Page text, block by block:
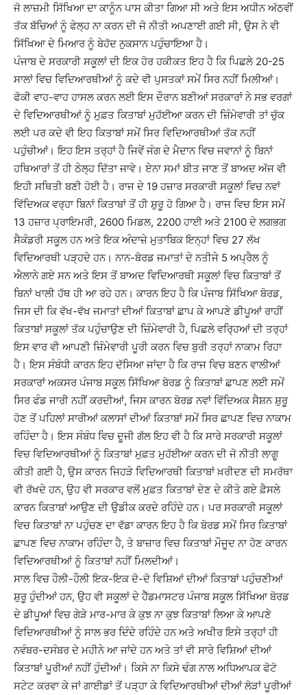
ਜੋ ਲਾਜ਼ਮੀ ਸਿੱਖਿਆ ਦਾ ਕਾਨੂੰਨ ਪਾਸ ਕੀਤਾ ਗਿਆ ਸੀ ਅਤੇ ਇਸ ਅਧੀਨ ਅੱਠਵੀਂ
ਤੱਕ ਬੱਚਿਆਂ ਨੂੰ ਫੇਲ੍ਹ ਨਾ ਕਰਨ ਦੀ ਜੋ ਨੀਤੀ ਅਪਣਾਈ ਗਈ ਸੀ, ਉਸ ਨੇ ਵੀ
ਸਿੱਖਿਆ ਦੇ ਮਿਆਰ ਨੂੰ ਬੇਹੱਦ ਨੁਕਸਾਨ ਪਹੁੰਚਾਇਆ ਹੈ।
ਪੰਜਾਬ ਦੇ ਸਰਕਾਰੀ ਸਕੂਲਾਂ ਦੀ ਇਕ ਹੋਰ ਹਕੀਕਤ ਇਹ ਹੈ ਕਿ ਪਿਛਲੇ 20-25
ਸਾਲਾਂ ਵਿਚ ਵਿਦਿਆਰਥੀਆਂ ਨੂੰ ਕਦੇ ਵੀ ਪੁਸਤਕਾਂ ਸਮੇਂ ਸਿਰ ਨਹੀਂ ਮਿਲੀਆਂ।
ਫੋਕੀ ਵਾਹ-ਵਾਹ ਹਾਸਲ ਕਰਨ ਲਈ ਇਸ ਦੌਰਾਨ ਬਣੀਆਂ ਸਰਕਾਰਾਂ ਨੇ ਸਭ ਵਰਗਾਂ
ਦੇ ਵਿਦਿਆਰਥੀਆਂ ਨੂੰ ਮੁਫ਼ਤ ਕਿਤਾਬਾਂ ਮੁਹੱਈਆ ਕਰਨ ਦੀ ਜ਼ਿੰਮੇਵਾਰੀ ਤਾਂ ਚੁੱਕ
ਲਈ ਪਰ ਕਦੇ ਵੀ ਇਹ ਕਿਤਾਬਾਂ ਸਮੇਂ ਸਿਰ ਵਿਦਿਆਰਥੀਆਂ ਤੱਕ ਨਹੀਂ
ਪਹੁੰਚੀਆਂ। ਇਹ ਇਸ ਤਰ੍ਹਾਂ ਹੈ ਜਿਵੇਂ ਜੰਗ ਦੇ ਮੈਦਾਨ ਵਿਚ ਜਵਾਨਾਂ ਨੂੰ ਬਿਨਾਂ
ਹਥਿਆਰਾਂ ਤੋਂ ਹੀ ਠੇਲ੍ਹ ਦਿੱਤਾ ਜਾਵੇ। ਏਨਾ ਸਮਾਂ ਬੀਤ ਜਾਣ ਤੋਂ ਬਾਅਦ ਅੱਜ ਵੀ
ਇਹੀ ਸਥਿਤੀ ਬਣੀ ਹੋਈ ਹੈ। ਰਾਜ ਦੇ 19 ਹਜ਼ਾਰ ਸਰਕਾਰੀ ਸਕੂਲਾਂ ਵਿਚ ਨਵਾਂ
ਵਿੱਦਿਅਕ ਵਰ੍ਹਾ ਬਿਨਾਂ ਕਿਤਾਬਾਂ ਤੋਂ ਹੀ ਸ਼ੁਰੂ ਹੋ ਗਿਆ ਹੈ। ਰਾਜ ਵਿਚ ਇਸ ਸਮੇਂ
13 ਹਜ਼ਾਰ ਪ੍ਰਾਇਮਰੀ, 2600 ਮਿਡਲ, 2200 ਹਾਈ ਅਤੇ 2100 ਦੇ ਲਗਭਗ
ਸੈਕੰਡਰੀ ਸਕੂਲ ਹਨ ਅਤੇ ਇਕ ਅੰਦਾਜ਼ੇ ਮੁਤਾਬਿਕ ਇਨ੍ਹਾਂ ਵਿਚ 27 ਲੱਖ
ਵਿਦਿਆਰਥੀ ਪੜ੍ਹਦੇ ਹਨ। ਨਾਨ-ਬੋਰਡ ਜਮਾਤਾਂ ਦੇ ਨਤੀਜੇ 5 ਅਪ੍ਰੈਲ ਨੂੰ
ਐਲਾਨੇ ਗਏ ਸਨ ਅਤੇ ਇਸ ਤੋਂ ਬਾਅਦ ਵਿਦਿਆਰਥੀ ਸਕੂਲਾਂ ਵਿਚ ਕਿਤਾਬਾਂ ਤੋਂ
ਬਿਨਾਂ ਖਾਲੀ ਹੱਥ ਹੀ ਆ ਰਹੇ ਹਨ। ਕਾਰਨ ਇਹ ਹੈ ਕਿ ਪੰਜਾਬ ਸਿੱਖਿਆ ਬੋਰਡ,
ਜਿਸ ਦੀ ਕਿ ਵੱਖ-ਵੱਖ ਜਮਾਤਾਂ ਦੀਆਂ ਕਿਤਾਬਾਂ ਛਾਪ ਕੇ ਆਪਣੇ ਡੀਪੂਆਂ ਰਾਹੀਂ
ਕਿਤਾਬਾਂ ਸਕੂਲਾਂ ਤੱਕ ਪਹੁੰਚਾਉਣ ਦੀ ਜ਼ਿੰਮੇਵਾਰੀ ਹੈ, ਪਿਛਲੇ ਵਰ੍ਹਿਆਂ ਦੀ ਤਰ੍ਹਾਂ
ਇਸ ਵਾਰ ਵੀ ਆਪਣੀ ਜ਼ਿੰਮੇਵਾਰੀ ਪੂਰੀ ਕਰਨ ਵਿਚ ਬੁਰੀ ਤਰ੍ਹਾਂ ਨਾਕਾਮ ਰਿਹਾ
ਹੈ। ਇਸ ਸੰਬੰਧੀ ਕਾਰਨ ਇਹ ਦੱਸਿਆ ਜਾਂਦਾ ਹੈ ਕਿ ਰਾਜ ਵਿਚ ਬਣਨ ਵਾਲੀਆਂ
ਸਰਕਾਰਾਂ ਅਕਸਰ ਪੰਜਾਬ ਸਕੂਲ ਸਿੱਖਿਆ ਬੋਰਡ ਨੂੰ ਕਿਤਾਬਾਂ ਛਾਪਣ ਲਈ ਸਮੇਂ
ਸਿਰ ਫੰਡ ਜਾਰੀ ਨਹੀਂ ਕਰਦੀਆਂ, ਜਿਸ ਕਾਰਨ ਬੋਰਡ ਨਵਾਂ ਵਿੱਦਿਅਕ ਸੈਸ਼ਨ ਸ਼ੁਰੂ
ਹੋਣ ਤੋਂ ਪਹਿਲਾਂ ਸਾਰੀਆਂ ਕਲਾਸਾਂ ਦੀਆਂ ਕਿਤਾਬਾਂ ਸਮੇਂ ਸਿਰ ਛਾਪਣ ਵਿਚ ਨਾਕਾਮ
ਰਹਿੰਦਾ ਹੈ। ਇਸ ਸੰਬੰਧ ਵਿਚ ਦੂਜੀ ਗੱਲ ਇਹ ਵੀ ਹੈ ਕਿ ਸਾਰੇ ਸਰਕਾਰੀ ਸਕੂਲਾਂ
ਵਿਚ ਵਿਦਿਆਰਥੀਆਂ ਨੂੰ ਕਿਤਾਬਾਂ ਮੁਫ਼ਤ ਮੁਹੱਈਆ ਕਰਨ ਦੀ ਜੋ ਨੀਤੀ ਲਾਗੂ
ਕੀਤੀ ਗਈ ਹੈ, ਉਸ ਕਾਰਨ ਜਿਹੜੇ ਵਿਦਿਆਰਥੀ ਕਿਤਾਬਾਂ ਖ਼ਰੀਦਣ ਦੀ ਸਮਰੱਥਾ
ਵੀ ਰੱਖਦੇ ਹਨ, ਉਹ ਵੀ ਸਰਕਾਰ ਵਲੋਂ ਮੁਫ਼ਤ ਕਿਤਾਬਾਂ ਦੇਣ ਦੇ ਕੀਤੇ ਗਏ ਫ਼ੈਸਲੇ
ਕਾਰਨ ਕਿਤਾਬਾਂ ਆਉਣ ਦੀ ਉਡੀਕ ਕਰਦੇ ਰਹਿੰਦੇ ਹਨ। ਪਰ ਸਰਕਾਰੀ ਸਕੂਲਾਂ
ਵਿਚ ਕਿਤਾਬਾਂ ਨਾ ਪਹੁੰਚਣ ਦਾ ਵੱਡਾ ਕਾਰਨ ਇਹ ਹੈ ਕਿ ਬੋਰਡ ਸਮੇਂ ਸਿਰ ਕਿਤਾਬਾਂ
ਛਾਪਣ ਵਿਚ ਨਾਕਾਮ ਰਹਿੰਦਾ ਹੈ, ਤੇ ਬਾਜ਼ਾਰ ਵਿਚ ਕਿਤਾਬਾਂ ਮੌਜੂਦ ਨਾ ਹੋਣ ਕਾਰਨ
ਵਿਦਿਆਰਥੀਆਂ ਨੂੰ ਕਿਤਾਬਾਂ ਨਹੀਂ ਮਿਲਦੀਆਂ।
ਸਾਲ ਵਿਚ ਹੌਲੀ-ਹੌਲੀ ਇਕ-ਇਕ ਦੋ-ਦੋ ਵਿਸ਼ਿਆਂ ਦੀਆਂ ਕਿਤਾਬਾਂ ਪਹੁੰਚਣੀਆਂ
ਸ਼ੁਰੂ ਹੁੰਦੀਆਂ ਹਨ, ਉਹ ਵੀ ਸਕੂਲਾਂ ਦੇ ਹੈੱਡਮਾਸਟਰ ਪੰਜਾਬ ਸਕੂਲ ਸਿੱਖਿਆ ਬੋਰਡ
ਦੇ ਡੀਪੂਆਂ ਵਿਚ ਗੇੜੇ ਮਾਰ-ਮਾਰ ਕੇ ਕੁਝ ਨਾ ਕੁਝ ਕਿਤਾਬਾਂ ਲਿਆ ਕੇ ਆਪਣੇ
ਵਿਦਿਆਰਥੀਆਂ ਨੂੰ ਸਾਲ ਭਰ ਦਿੰਦੇ ਰਹਿੰਦੇ ਹਨ ਅਤੇ ਅਖੀਰ ਇਸੇ ਤਰ੍ਹਾਂ ਹੀ
ਨਵੰਬਰ-ਦਸੰਬਰ ਦੇ ਮਹੀਨੇ ਆ ਜਾਂਦੇ ਹਨ ਅਤੇ ਤਾਂ ਵੀ ਸਾਰੇ ਵਿਸ਼ਿਆਂ ਦੀਆਂ
ਕਿਤਾਬਾਂ ਪੂਰੀਆਂ ਨਹੀਂ ਹੁੰਦੀਆਂ। ਕਿਸੇ ਨਾ ਕਿਸੇ ਢੰਗ ਨਾਲ ਅਧਿਆਪਕ ਫੋਟੋ
ਸਟੇਟ ਕਰਵਾ ਕੇ ਜਾਂ ਗਾਈਡਾਂ ਤੋਂ ਪੜ੍ਹਾ ਕੇ ਵਿਦਿਆਰਥੀਆਂ ਦੀਆਂ ਲੋੜਾਂ ਪੂਰੀਆਂ